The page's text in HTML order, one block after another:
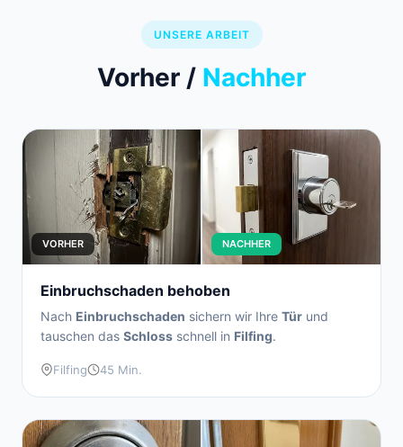
UNSERE ARBEIT
Vorher / Nachher
VORHER NACHHER
Einbruchschaden behoben
Nach Einbruchschaden sichern wir Ihre Tür und
tauschen das Schloss schnell in Filfing.
Filfing 45 Min.